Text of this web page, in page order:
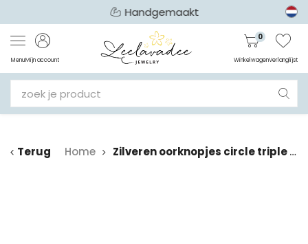
Handgemaakt
MenuMijn account
0
WinkelwagenVerlanglijst
Terug Home Zilveren oorknopjes circle triple dot